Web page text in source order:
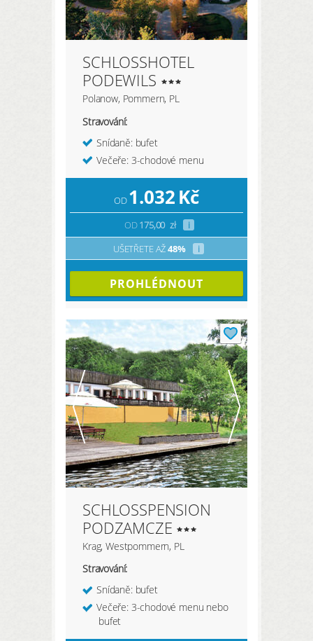
SCHLOSSHOTEL
PODEWILS
Polanow, Pommern, PL
Stravování:
Snídaně: bufet
Večeře: 3-chodové menu
OD1.032Kč
OD175,00 zł
i
UŠETŘETE AŽ48% i
PROHLÉDNOUT
SCHLOSSPENSION
PODZAMCZE
Krag, Westpommern, PL
Stravování:
Snídaně: bufet
Večeře: 3-chodové menu nebo
bufet